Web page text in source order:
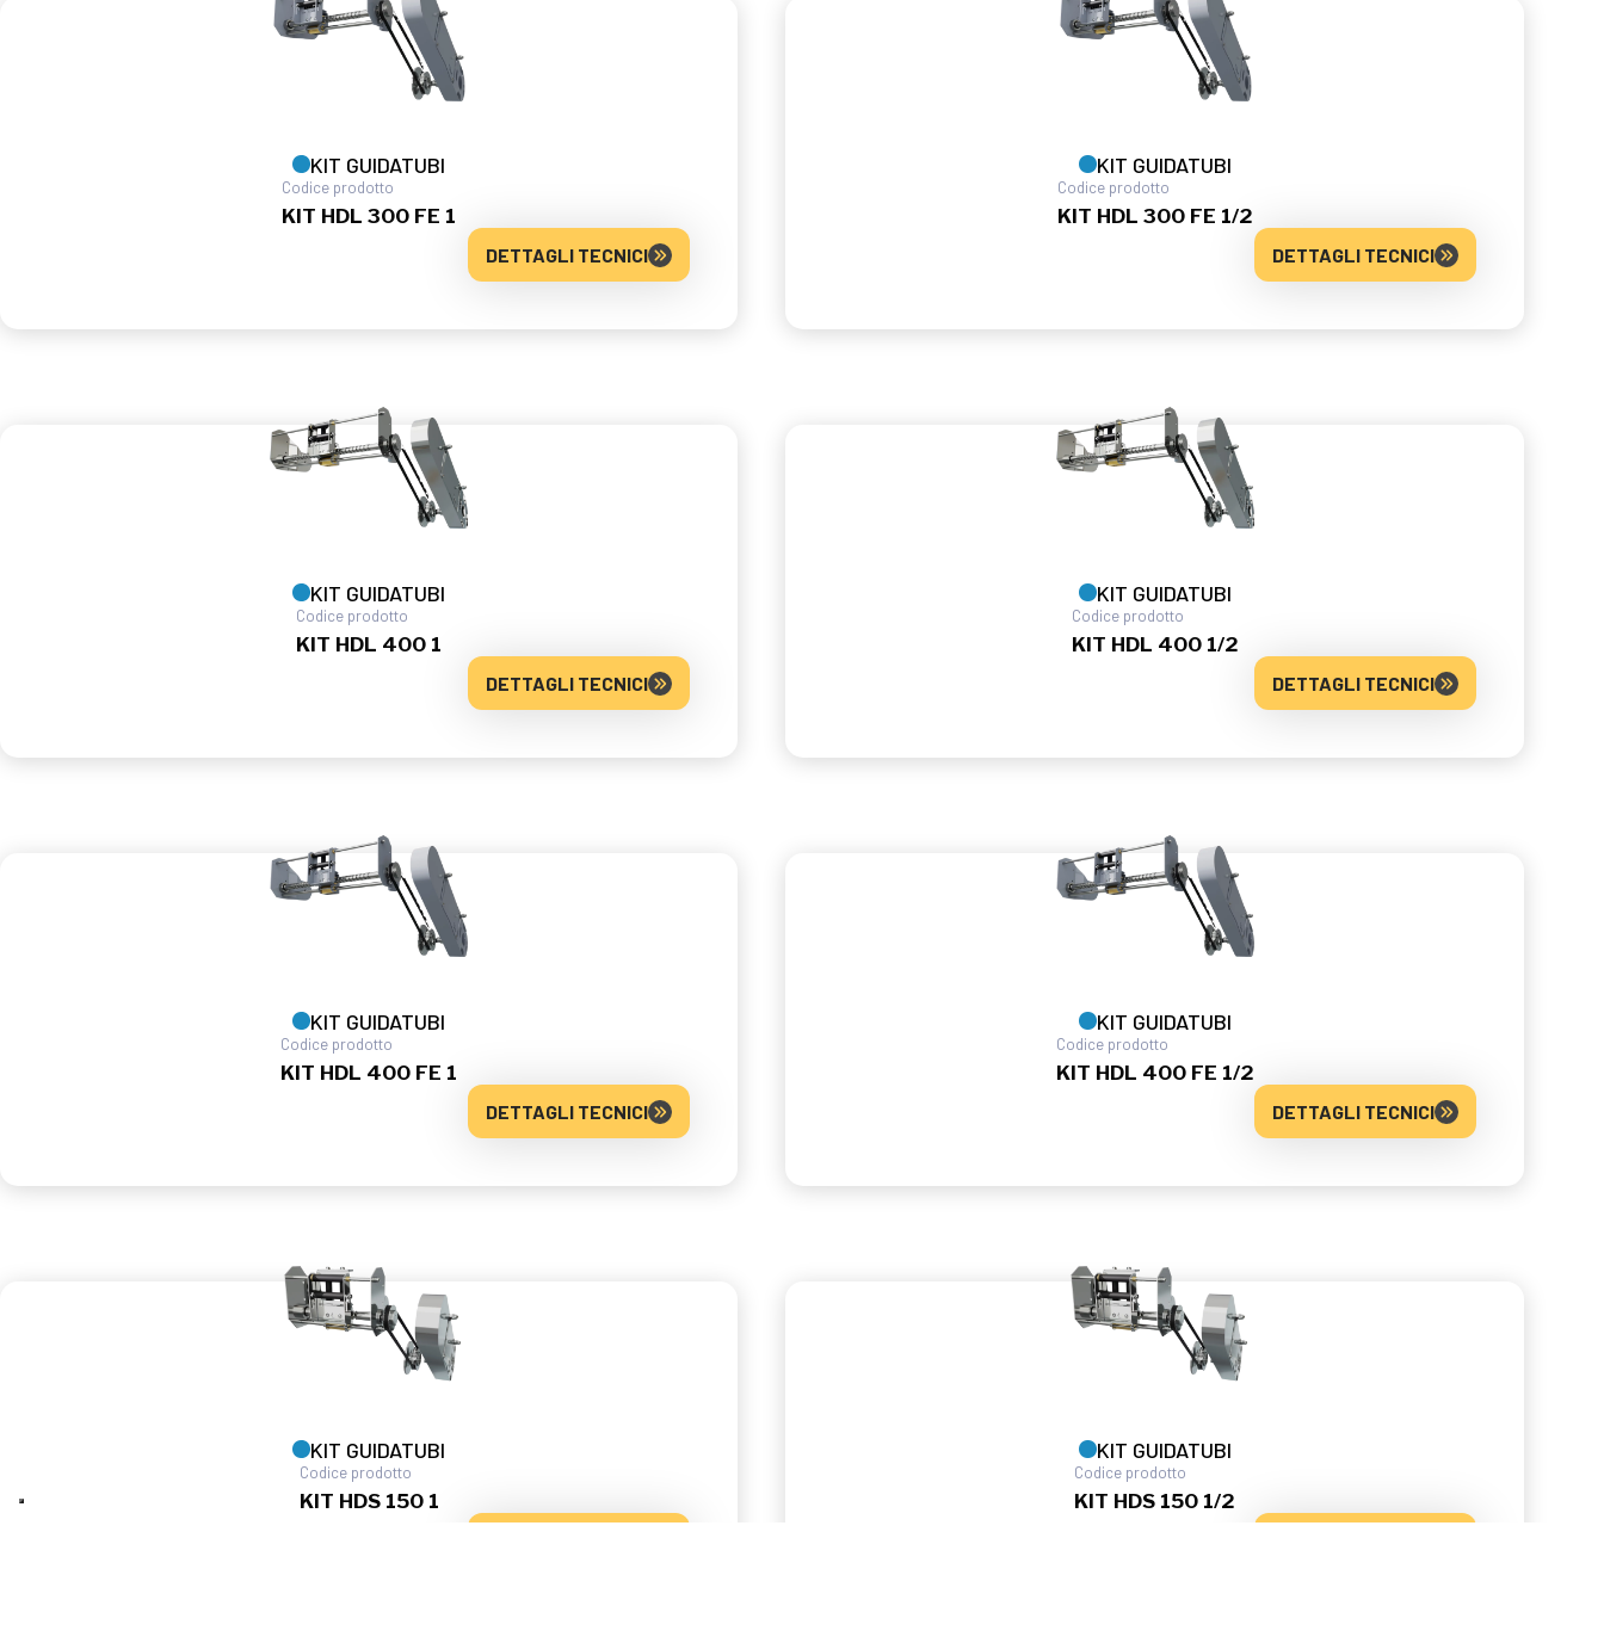
KIT GUIDATUBI
Codice prodotto
KIT HDL 300 FE 1
DETTAGLI TECNICI
KIT GUIDATUBI
Codice prodotto
KIT HDL 300 FE 1/2
DETTAGLI TECNICI
KIT GUIDATUBI
Codice prodotto
KIT HDL 400 1
DETTAGLI TECNICI
KIT GUIDATUBI
Codice prodotto
KIT HDL 400 1/2
DETTAGLI TECNICI
KIT GUIDATUBI
Codice prodotto
KIT HDL 400 FE 1
DETTAGLI TECNICI
KIT GUIDATUBI
Codice prodotto
KIT HDL 400 FE 1/2
DETTAGLI TECNICI
KIT GUIDATUBI
Codice prodotto
KIT HDS 150 1
KIT GUIDATUBI
Codice prodotto
KIT HDS 150 1/2